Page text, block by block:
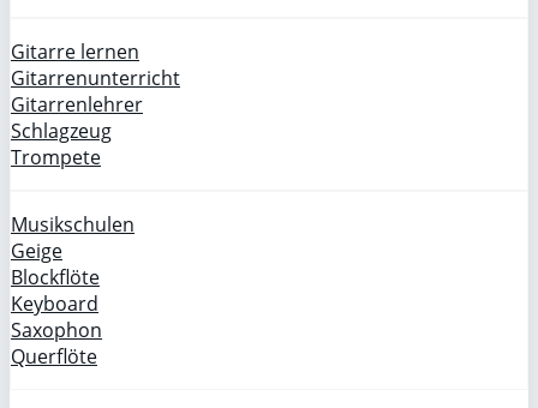
Gitarre lernen
Gitarrenunterricht
Gitarrenlehrer
Schlagzeug
Trompete
Musikschulen
Geige
Blockflöte
Keyboard
Saxophon
Querflöte